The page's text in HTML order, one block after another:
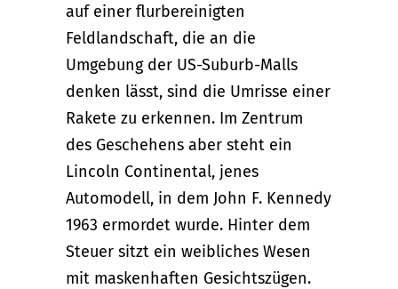
auf einer flurbereinigten
Feldlandschaft, die an die
Umgebung der US-Suburb-Malls
denken lässt, sind die Umrisse einer
Rakete zu erkennen. Im Zentrum
des Geschehens aber steht ein
Lincoln Continental, jenes
Automodell, in dem John F. Kennedy
1963 ermordet wurde. Hinter dem
Steuer sitzt ein weibliches Wesen
mit maskenhaften Gesichtszügen.